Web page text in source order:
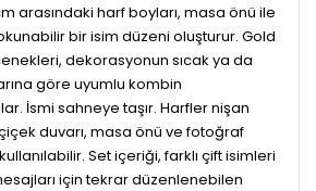
arasındaki harf boyları, masa önü ile
bir isim düzeni oluşturur. Gold
dekorasyonun sıcak ya da
göre uyumlu kombin
İsmi sahneye taşır. Harfler nişan
duvarı, masa önü ve fotoğraf
Set içeriği, farklı çift isimleri
için tekrar düzenlenebilen